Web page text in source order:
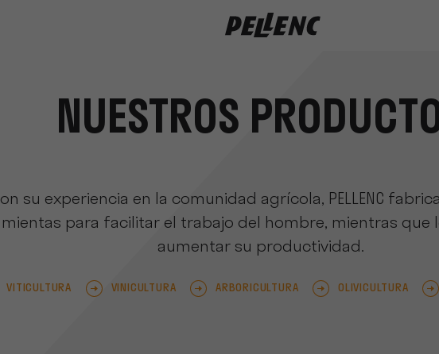
NUESTROS
su experiencia en la comunidad agrícola, PELLENC
para facilitar el trabajo del hombre, mientras que
aumentar su productividad.
VITICULTURA VINICULTURA ARBORICULTURA OLIVICULTURA